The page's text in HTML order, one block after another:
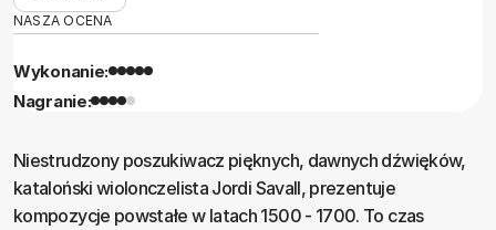
NASZA OCENA
Wykonanie:
Nagranie:
Niestrudzony poszukiwacz pięknych, dawnych dźwięków,
kataloński wiolonczelista Jordi Savall, prezentuje
kompozycje powstałe w latach 1500 - 1700. To czas